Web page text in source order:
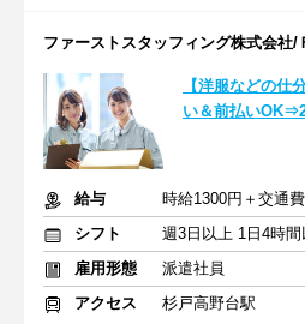
ファーストスタッフィング株式会社/
【洋服などの仕
い＆前払い
給与
時給1300円＋交通
シフト
雇用形態
派遣社員
アクセス
杉戸高野台駅